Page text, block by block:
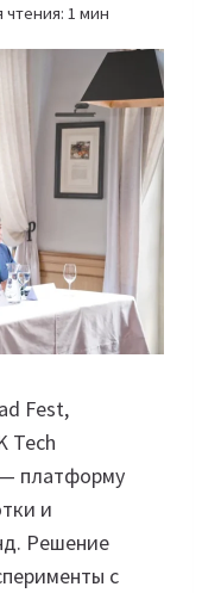
чтения: 1 мин
Fest,
Tech
платформу
и
Решение
с